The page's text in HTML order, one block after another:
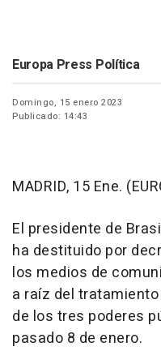
Europa Press Política
Domingo, 15 enero 2023
Publicado: 14:43
MADRID, 15 Ene.
El presidente de
ha destituido por
los medios de
a raíz del
de los tres poderes
pasado 8 de enero.